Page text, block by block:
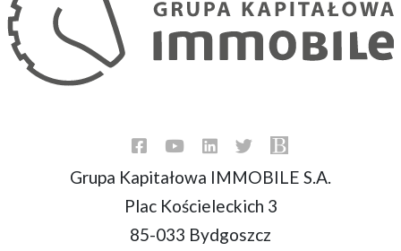
Grupa Kapitałowa IMMOBILE S.A.
Plac Kościeleckich 3
85-033 Bydgoszcz